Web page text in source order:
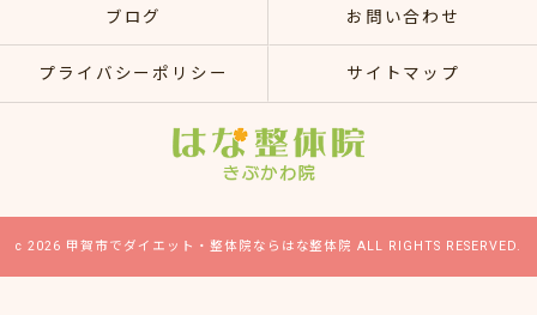
ブログ お問い合わせ
プライバシーポリシー サイトマップ
c 2026 甲賀市でダイエット・整体院ならはな整体院 ALL RIGHTS RESERVED.